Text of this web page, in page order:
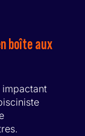
boîte aux
impactant